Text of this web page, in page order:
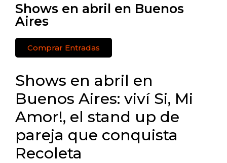
Shows en abril en Buenos
Aires
Comprar Entradas
Shows en abril en
Buenos Aires: viví Si, Mi
Amor!, el stand up de
pareja que conquista
Recoleta